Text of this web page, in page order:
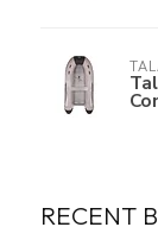
RECENT